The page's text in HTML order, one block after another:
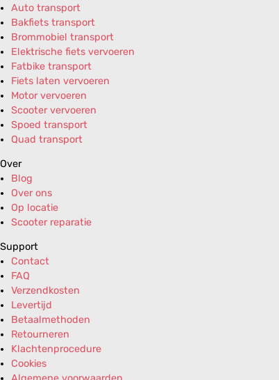
Auto transport
Bakfiets transport
Brommobiel transport
Elektrische fiets vervoeren
Fatbike transport
Fiets laten vervoeren
Motor vervoeren
Scooter vervoeren
Spoed transport
Quad transport
Over
Blog
Over ons
Op locatie
Scooter reparatie
Support
Contact
FAQ
Verzendkosten
Levertijd
Betaalmethoden
Retourneren
Klachtenprocedure
Cookies